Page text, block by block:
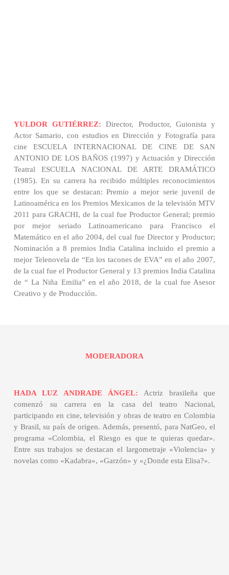
YULDOR GUTIÉRREZ:Director, Productor, Guionista y
Actor Samario, con estudios en Dirección y Fotografía para
cine ESCUELA INTERNACIONAL DE CINE DE SAN
ANTONIO DE LOS BAÑOS (1997) y Actuación y Dirección
Teatral ESCUELA NACIONAL DE ARTE DRAMÁTICO
(1985). En su carrera ha recibido múltiples reconocimientos
entre los que se destacan: Premio a mejor serie juvenil de
Latinoamérica en los Premios Mexicanos de la televisión MTV
2011 para GRACHI, de la cual fue Productor General; premio
por mejor seriado Latinoamericano para Francisco el
Matemático en el año 2004, del cual fue Director y Productor;
Nominación a 8 premios India Catalina incluido el premio a
mejor Telenovela de “En los tacones de EVA” en el año 2007,
de la cual fue el Productor General y 13 premios India Catalina
de “ La Niña Emilia” en el año 2018, de la cual fue Asesor
Creativo y de Producción.
MODERADORA
HADA LUZ ANDRADE ÁNGEL: Actriz brasileña que
comenzó su carrera en la casa del teatro Nacional,
participando en cine, televisión y obras de teatro en Colombia
y Brasil, su país de origen. Además, presentó, para NatGeo, el
programa «Colombia, el Riesgo es que te quieras quedar».
Entre sus trabajos se destacan el largometraje «Violencia» y
novelas como «Kadabra», «Garzón» y «¿Donde esta Elisa?».